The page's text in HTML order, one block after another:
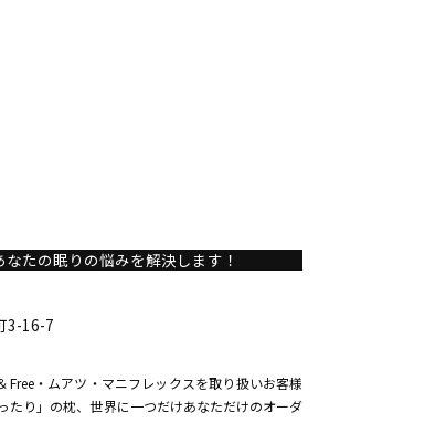
たの眠りの悩みを解決します！
3-16-7
Free・ムアツ・マニフレックスを取り扱いお客様
たり」の枕、世界に一つだけあなただけのオーダ